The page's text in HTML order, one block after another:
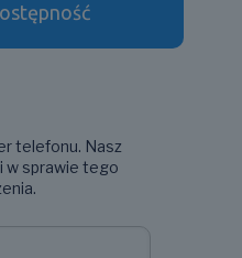
telefonu. Nasz
w sprawie tego